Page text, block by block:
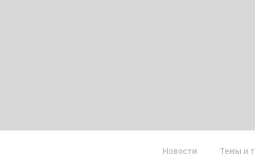
Новости Темы и